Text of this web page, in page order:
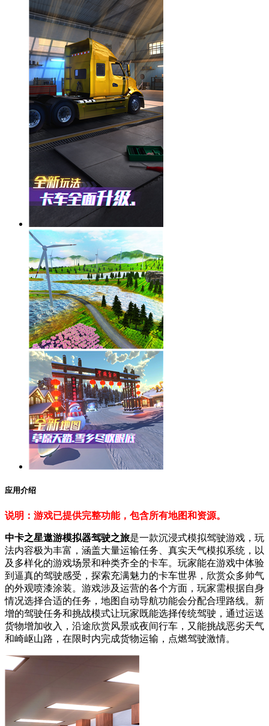
应用介绍
说明：游戏已提供完整功能，包含所有地图和资源。
中卡之星遨游模拟器驾驶之旅是一款沉浸式模拟驾驶游戏，玩
法内容极为丰富，涵盖大量运输任务、真实天气模拟系统，以
及多样化的游戏场景和种类齐全的卡车。玩家能在游戏中体验
到逼真的驾驶感受，探索充满魅力的卡车世界，欣赏众多帅气
的外观喷漆涂装。游戏涉及运营的各个方面，玩家需根据自身
情况选择合适的任务，地图自动导航功能会分配合理路线。新
增的驾驶任务和挑战模式让玩家既能选择传统驾驶，通过运送
货物增加收入，沿途欣赏风景或夜间行车，又能挑战恶劣天气
和崎岖山路，在限时内完成货物运输，点燃驾驶激情。